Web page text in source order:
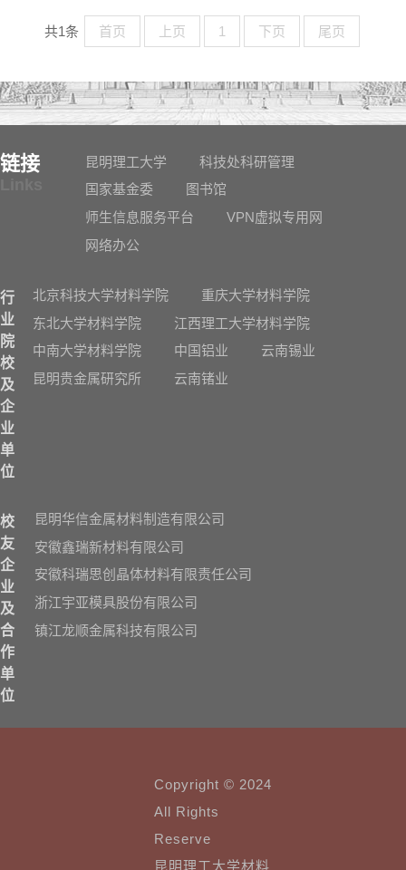
共1条 首页 上页 1 下页 尾页
链接 昆明理工大学
科技处科研管理
国家基金委
图书馆
师生信息服务平台
VPN虚拟专用网
网络办公
行
业
院
校
及
企
业
单
位
北京科技大学材料学院
重庆大学材料学院
东北大学材料学院
江西理工大学材料学院
中南大学材料学院
中国铝业
云南锡业
昆明贵金属研究所
云南锗业
校
友
企
业
及
合
作
单
位
昆明华信金属材料制造有限公司
安徽鑫瑞新材料有限公司
安徽科瑞思创晶体材料有限责任公司
浙江宇亚模具股份有限公司
镇江龙顺金属科技有限公司
Copyright © 2024
All Rights
Reserve
昆明理工大学材料